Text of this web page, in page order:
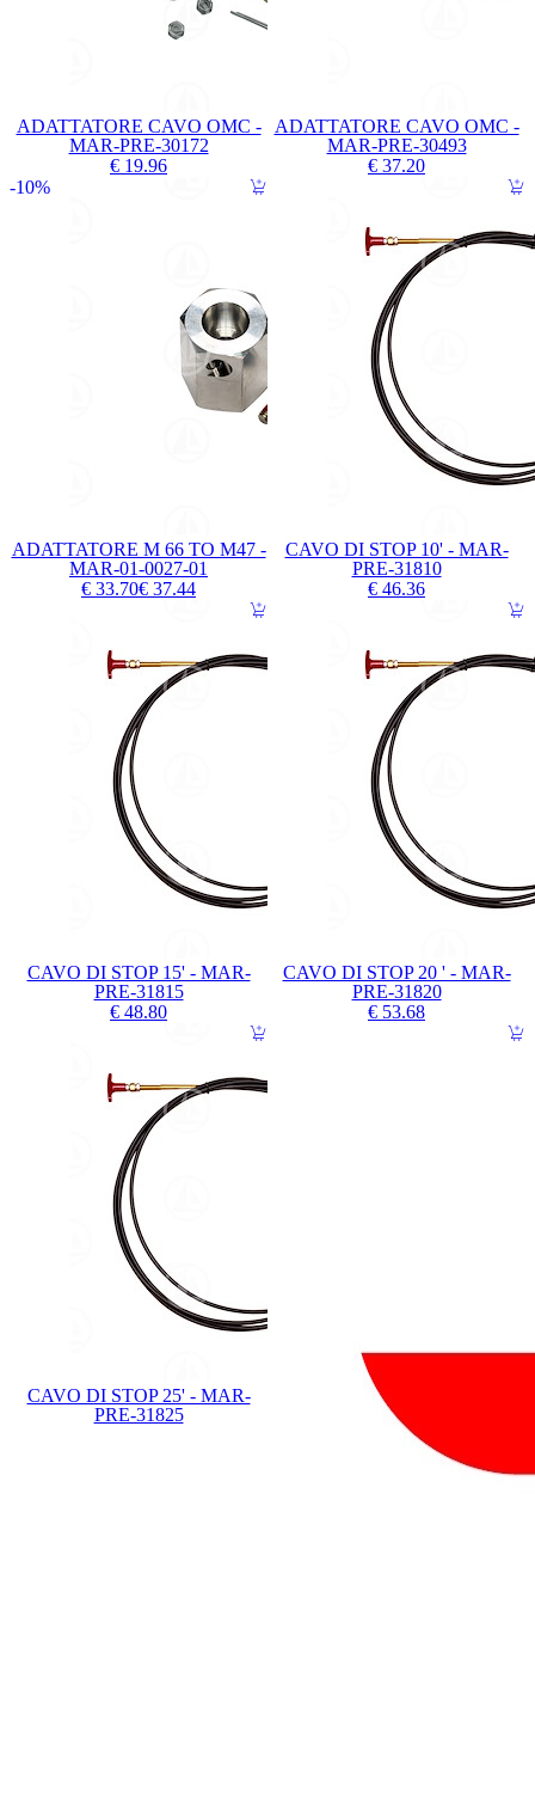
ADATTATORE CAVO OMC -
MAR-PRE-30172
€ 19.96
ADATTATORE CAVO OMC -
MAR-PRE-30493
€ 37.20
ADATTATORE M 66 TO M47 -
MAR-01-0027-01
€ 33.70€ 37.44
10%
CAVO DI STOP 10' - MAR-
PRE-31810
€ 46.36
CAVO DI STOP 15' - MAR-
PRE-31815
€ 48.80
CAVO DI STOP 20 ' - MAR-
PRE-31820
€ 53.68
CAVO DI STOP 25' - MAR-
PRE-31825